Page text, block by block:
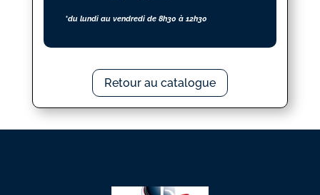
*du lundi au vendredi de 8h30 à 12h30
Retour au catalogue